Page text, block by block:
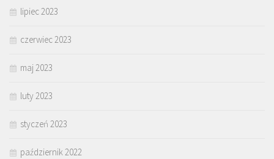
lipiec 2023
czerwiec 2023
maj 2023
luty 2023
styczeń 2023
październik 2022